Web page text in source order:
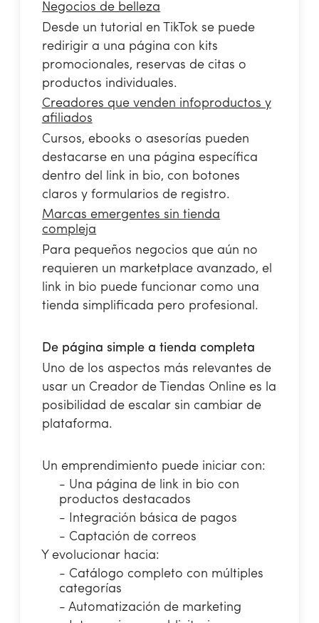
Negocios de belleza
Desde un tutorial en TikTok se puede
redirigir a una página con kits
promocionales, reservas de citas o
productos individuales.
Creadores que venden infoproductos y
afiliados
Cursos, ebooks o asesorías pueden
destacarse en una página específica
dentro del link in bio, con botones
claros y formularios de registro.
Marcas emergentes sin tienda
compleja
Para pequeños negocios que aún no
requieren un marketplace avanzado, el
link in bio puede funcionar como una
tienda simplificada pero profesional.
De página simple a tienda completa
Uno de los aspectos más relevantes de
usar un Creador de Tiendas Online es la
posibilidad de escalar sin cambiar de
plataforma.
Un emprendimiento puede iniciar con:
- Una página de link in bio con
productos destacados
- Integración básica de pagos
- Captación de correos
Y evolucionar hacia:
- Catálogo completo con múltiples
categorías
- Automatización de marketing